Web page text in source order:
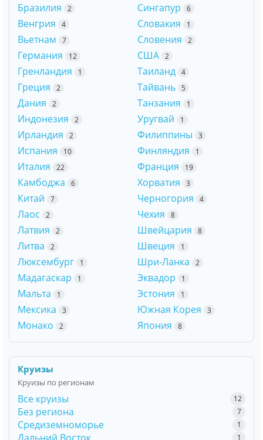
Бразилия 2
Венгрия 4
Вьетнам 7
Германия 12
Гренландия 1
Греция 2
Дания 2
Индонезия 2
Ирландия 2
Испания 10
Италия 22
Камбоджа 6
Китай 7
Лаос 2
Латвия 2
Литва 2
Люксембург 1
Мадагаскар 1
Мальта 1
Мексика 3
Монако 2
Сингапур 6
Словакия 1
Словения 2
США 2
Таиланд 4
Тайвань 5
Танзания 1
Уругвай 1
Филиппины 3
Финляндия 1
Франция 19
Хорватия 3
Черногория 4
Чехия 8
Швейцария 8
Швеция 1
Шри-Ланка 2
Эквадор 1
Эстония 1
Южная Корея 3
Япония 8
Круизы
Круизы по регионам
Все круизы 12
Без региона 7
Средиземноморье 1
1